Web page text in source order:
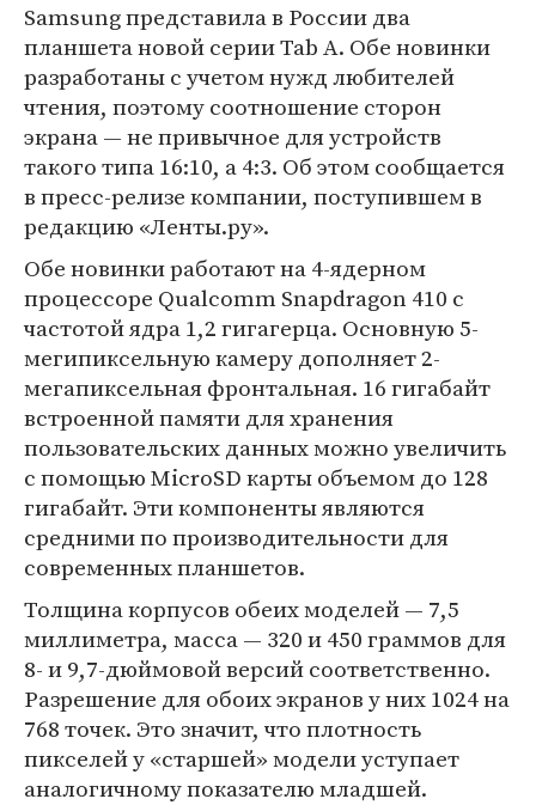
Samsung представила в России два
планшета новой серии Tab А. Обе новинки
разработаны с учетом нужд любителей
чтения, поэтому соотношение сторон
экрана — не привычное для устройств
такого типа 16:10, а 4:3. Об этом сообщается
в пресс-релизе компании, поступившем в
редакцию «Ленты.ру».
Обе новинки работают на 4-ядерном
процессоре Qualcomm Snapdragon 410 с
частотой ядра 1,2 гигагерца. Основную 5-
мегипиксельную камеру дополняет 2-
мегапиксельная фронтальная. 16 гигабайт
встроенной памяти для хранения
пользовательских данных можно увеличить
с помощью MicroSD карты объемом до 128
гигабайт. Эти компоненты являются
средними по производительности для
современных планшетов.
Толщина корпусов обеих моделей — 7,5
миллиметра, масса — 320 и 450 граммов для
8- и 9,7-дюймовой версий соответственно.
Разрешение для обоих экранов у них 1024 на
768 точек. Это значит, что плотность
пикселей у «старшей» модели уступает
аналогичному показателю младшей.